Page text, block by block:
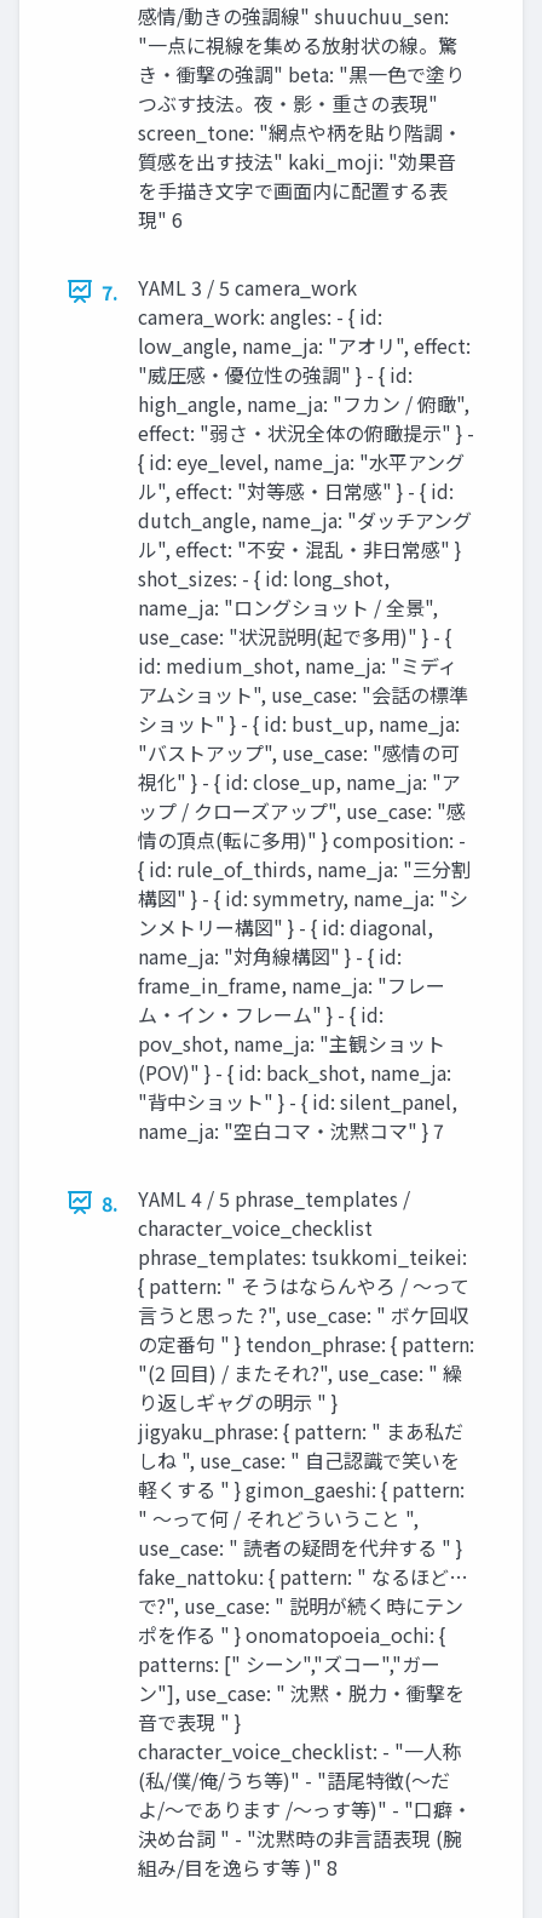
感情/動きの強調線" shuuchuu_sen:
"一点に視線を集める放射状の線。驚
き・衝撃の強調" beta: "黒一色で塗り
つぶす技法。夜・影・重さの表現"
screen_tone: "網点や柄を貼り階調・
質感を出す技法" kaki_moji: "効果音
を手描き文字で画面内に配置する表
現" 6
7.
YAML 3 / 5 camera_work
camera_work: angles: - { id:
low_angle, name_ja: "アオリ", effect:
"威圧感・優位性の強調" } - { id:
high_angle, name_ja: "フカン / 俯瞰",
effect: "弱さ・状況全体の俯瞰提示" } -
{ id: eye_level, name_ja: "水平アング
ル", effect: "対等感・日常感" } - { id:
dutch_angle, name_ja: "ダッチアング
ル", effect: "不安・混乱・非日常感" }
shot_sizes: - { id: long_shot,
name_ja: "ロングショット / 全景",
use_case: "状況説明(起で多用)" } - {
id: medium_shot, name_ja: "ミディ
アムショット", use_case: "会話の標準
ショット" } - { id: bust_up, name_ja:
"バストアップ", use_case: "感情の可
視化" } - { id: close_up, name_ja: "ア
ップ / クローズアップ", use_case: "感
情の頂点(転に多用)" } composition: -
{ id: rule_of_thirds, name_ja: "三分割
構図" } - { id: symmetry, name_ja: "シ
ンメトリー構図" } - { id: diagonal,
name_ja: "対角線構図" } - { id:
frame_in_frame, name_ja: "フレー
ム・イン・フレーム" } - { id:
pov_shot, name_ja: "主観ショット
(POV)" } - { id: back_shot, name_ja:
"背中ショット" } - { id: silent_panel,
name_ja: "空白コマ・沈黙コマ" } 7
8.
YAML 4 / 5 phrase_templates /
character_voice_checklist
phrase_templates: tsukkomi_teikei:
{ pattern: " そうはならんやろ / 〜って
言うと思った ?", use_case: " ボケ回収
の定番句 " } tendon_phrase: { pattern:
"(2 回目) / またそれ?", use_case: " 繰
り返しギャグの明示 " }
jigyaku_phrase: { pattern: " まあ私だ
しね ", use_case: " 自己認識で笑いを
軽くする " } gimon_gaeshi: { pattern:
" 〜って何 / それどういうこと ",
use_case: " 読者の疑問を代弁する " }
fake_nattoku: { pattern: " なるほど…
で?", use_case: " 説明が続く時にテン
ポを作る " } onomatopoeia_ochi: {
patterns: [" シーン","ズコー","ガー
ン"], use_case: " 沈黙・脱力・衝撃を
音で表現 " }
character_voice_checklist: - "一人称
(私/僕/俺/うち等)" - "語尾特徴(〜だ
よ/〜であります /〜っす等)" - "口癖・
決め台詞 " - "沈黙時の非言語表現 (腕
組み/目を逸らす等 )" 8